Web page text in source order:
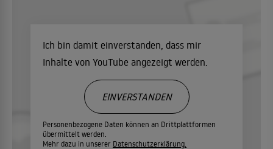
Ich bin damit einverstanden, dass mir
Inhalte von YouTube angezeigt werden.
Personenbezogene Daten können an Drittplattformen
übermittelt werden.
Mehr dazu in unserer Datenschutzerklärung.
EINVERSTANDEN